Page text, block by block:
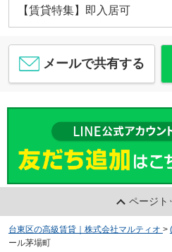
【賃貸特集】即入居可
メールで共有する
ページト
台東区の高級賃貸｜株式会社マルティオ >
ール茅場町